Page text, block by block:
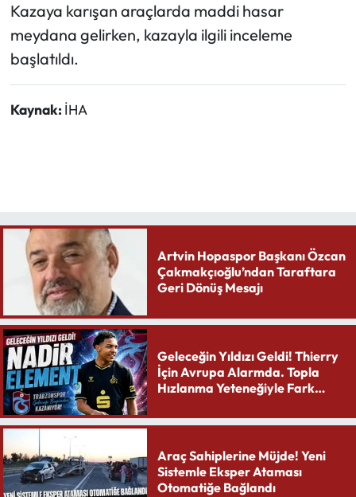
Kazaya karışan araçlarda maddi hasar
meydana gelirken, kazayla ilgili inceleme
başlatıldı.
Kaynak: İHA
Artvin Hopaspor Başkanı Özcan
Çakmakçıoğlu’ndan Taraftara
Geri Dönüş Mesajı
Geleceğin Yıldızı Geldi! Thierry
İçin Avrupa Alarmda. Topla
Hızlanma Yeteneğiyle Fark
Araç Sahiplerine Müjde! Yeni
Sistemle Eksper Ataması
Otomatiğe Bağlandı